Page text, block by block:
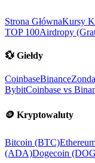
Strona GłównaKursy
TOP 100Airdropy
💱 Giełdy
CoinbaseBinance
BybitCoinbase vs
🪙 Kryptowaluty
Bitcoin (BTC)
(ADA)Dogecoin